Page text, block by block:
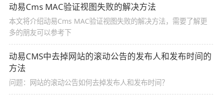
动易Cms MAC验证视图失败的解决方法
本文将介绍动易Cms MAC验证视图失败的解决方法，需要了解更
多的朋友可以参考下
动易CMS中去掉网站的滚动公告的发布人和发布时间的
方法
问题：网站的滚动公告如何去掉发布人和发布时间？